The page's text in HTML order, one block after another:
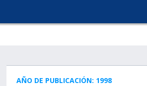
AÑO DE PUBLICACIÓN: 1998